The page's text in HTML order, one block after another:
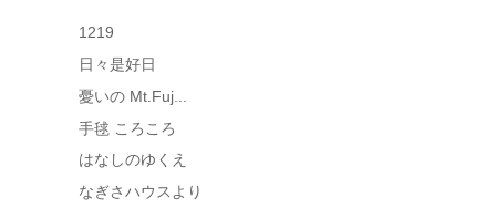
1219
日々是好日
憂いの Mt.Fuj...
手毬 ころころ
はなしのゆくえ
なぎさハウスより